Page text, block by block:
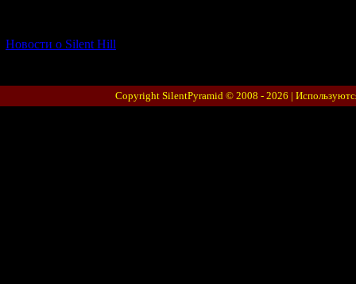
Новости о Silent Hill
Copyright SilentPyramid © 2008 - 2026 |